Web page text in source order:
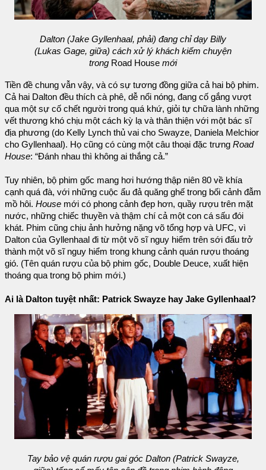
Dalton (Jake Gyllenhaal, phải) đang chỉ dạy Billy
(Lukas Gage, giữa) cách xử lý khách kiếm chuyện
trong Road House mới
Tiền đề chung vẫn vậy, và có sự tương đồng giữa cả hai bộ phim.
Cả hai Dalton đều thích cà phê, dễ nổi nóng, đang cố gắng vượt
qua một sự cố chết người trong quá khứ, giỏi tự chữa lành những
vết thương khó chịu một cách kỳ lạ và thân thiện với một bác sĩ
địa phương (do Kelly Lynch thủ vai cho Swayze, Daniela Melchior
cho Gyllenhaal). Họ cũng có cùng một câu thoại đặc trưng Road
House: “Đánh nhau thì không ai thắng cả.”
Tuy nhiên, bộ phim gốc mang hơi hướng thập niên 80 về khía
cạnh quá đà, với những cuộc ẩu đả quăng ghế trong bối cảnh đẫm
mồ hôi. House mới có phong cảnh đẹp hơn, quầy rượu trên mặt
nước, những chiếc thuyền và thậm chí cả một con cá sấu đói
khát. Phim cũng chịu ảnh hưởng nặng võ tổng hợp và UFC, vì
Dalton của Gyllenhaal đi từ một võ sĩ nguy hiểm trên sới đấu trở
thành một võ sĩ nguy hiểm trong khung cảnh quán rượu thoáng
gió. (Tên quán rượu của bộ phim gốc, Double Deuce, xuất hiện
thoáng qua trong bộ phim mới.)
Ai là Dalton tuyệt nhất: Patrick Swayze hay Jake Gyllenhaal?
Tay bảo vệ quán rượu gai góc Dalton (Patrick Swayze,